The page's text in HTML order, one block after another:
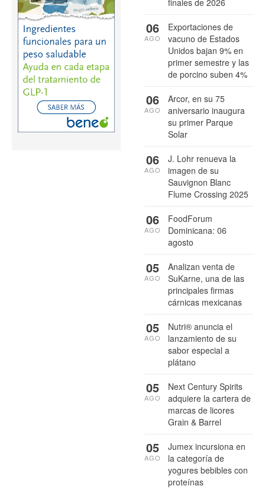
finales de 2026
Exportaciones de
vacuno de Estados
Unidos bajan 9% en
primer semestre y las
de porcino suben 4%
06
AGO
Arcor, en su 75
aniversario inaugura
su primer Parque
Solar
06
AGO
J. Lohr renueva la
imagen de su
Sauvignon Blanc
Flume Crossing 2025
06
AGO
FoodForum
Dominicana: 06
agosto
06
AGO
Analizan venta de
SuKarne, una de las
principales firmas
cárnicas mexicanas
05
AGO
Nutri® anuncia el
lanzamiento de su
sabor especial a
plátano
05
AGO
Next Century Spirits
adquiere la cartera de
marcas de licores
Grain & Barrel
05
AGO
Jumex incursiona en
la categoría de
yogures bebibles con
proteínas
05
AGO